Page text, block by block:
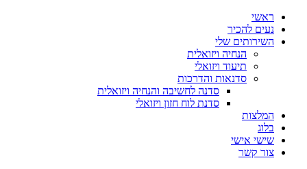
ראשי
נעים להכיר
השירותים שלי
הנחיה ויזואלית
תיעוד ויזואלי
סדנאות והדרכות
סדנה לחשיבה והנחיה ויזואלית
סדנת לוח חזון ויזואלי
המלצות
בלוג
שישי אישי
צור קשר